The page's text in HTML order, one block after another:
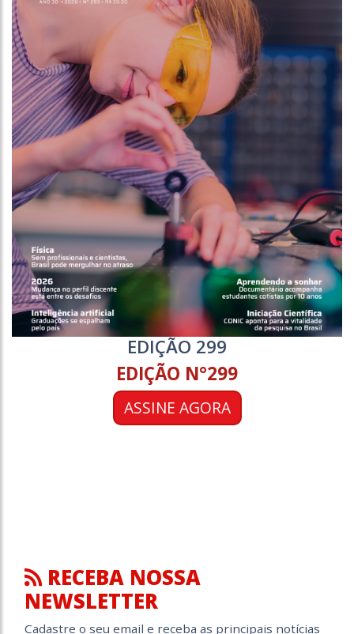
EDIÇÃO 299
EDIÇÃO N°299
ASSINE AGORA
RECEBA NOSSA
NEWSLETTER
Cadastre o seu email e receba as principais notícias